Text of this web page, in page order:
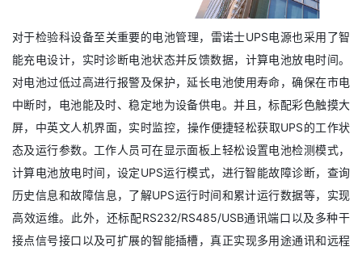
对于检验科设备至关重要的电池管理，雷诺士UPS电源也采用了智
能充电设计，实时诊断电池状态并反馈数据，计算电池放电时间。
对电池过低过高进行报警及保护，延长电池使用寿命，确保在市电
中断时，电池能及时、稳定地为设备供电。并且，标配彩色触摸大
屏，中英文人机界面，实时监控，操作便捷轻松获取UPS的工作状
态及运行参数。工作人员可在显示面板上轻松设置电池检测模式，
计算电池放电时间，设定UPS运行模式，进行智能故障诊断，查询
历史信息和故障信息，了解UPS运行时间和累计运行数据等，实现
高效运维。此外，还标配RS232/RS485/USB通讯端口以及多种干
接点信号接口以及可扩展的智能插槽，真正实现多用途通讯和远程